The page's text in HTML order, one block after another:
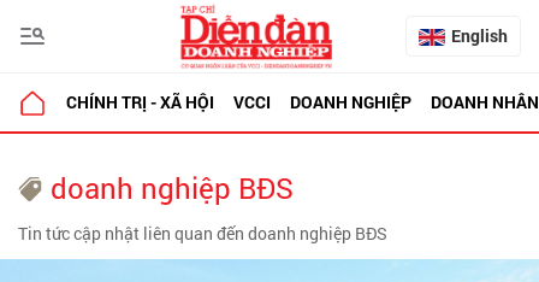
English
CHÍNH TRỊ - XÃ HỘI VCCI DOANH NGHIỆP DOANH NHÂN
doanh nghiệp BĐS
Tin tức cập nhật liên quan đến doanh nghiệp BĐS